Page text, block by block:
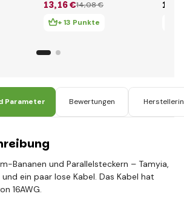
13,16 €14,08 €
+ 13 Punkte
19
Parameter Bewertungen
Bananen und Parallelsteckern – Tamyia,
ein paar lose Kabel. Das Kabel hat
16AWG.